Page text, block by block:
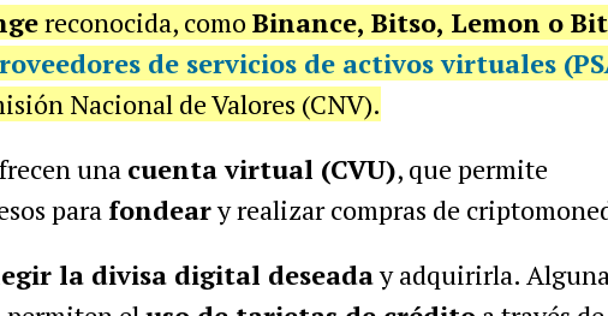
reconocida, como Binance, Bitso, Lemon o
de servicios de activos virtuales
Nacional de Valores (CNV).
una cuenta virtual (CVU), que permite
para fondeary realizar compras de
la divisa digital deseaday adquirirla.